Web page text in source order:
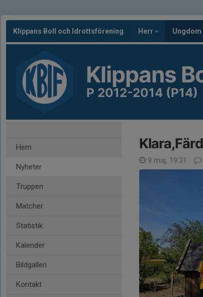
Klippans Boll och Idrottsförening Herr Ungdom
Klippans
P 2012-2014 (P14)
Hem
Nyheter
Truppen
Matcher
Statistik
Kalender
Bildgalleri
Kontakt
9 maj, 19:31